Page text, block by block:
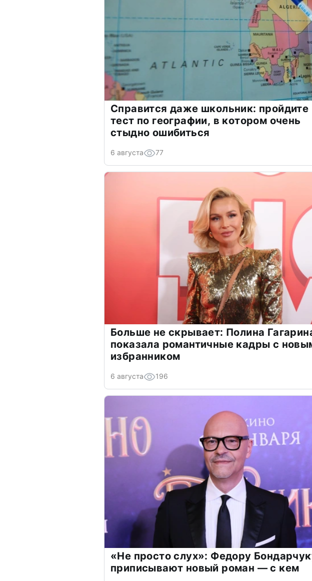
Справится даже школьник: пройдите
тест по географии, в котором очень
стыдно ошибиться
6 августа 77
Больше не скрывает: Полина
показала романтичные кадры с
избранником
6 августа 196
«Не просто слух»: Федору
приписывают новый роман — с кем